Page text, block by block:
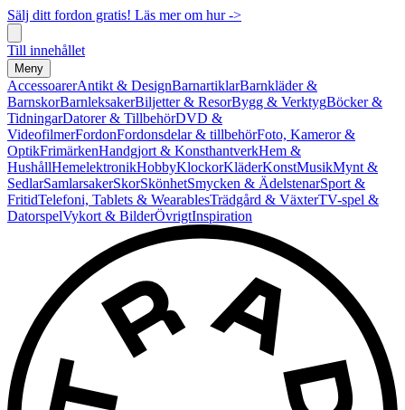
Sälj ditt fordon gratis! Läs mer om hur ->
Till innehållet
Meny
AccessoarerAntikt & DesignBarnartiklarBarnkläder &
BarnskorBarnleksakerBiljetter & ResorBygg & VerktygBöcker &
TidningarDatorer & TillbehörDVD &
VideofilmerFordonFordonsdelar & tillbehörFoto, Kameror &
OptikFrimärkenHandgjort & KonsthantverkHem &
HushållHemelektronikHobbyKlockorKläderKonstMusikMynt &
SedlarSamlarsakerSkorSkönhetSmycken & ÄdelstenarSport &
FritidTelefoni, Tablets & WearablesTrädgård & VäxterTV-spel &
DatorspelVykort & BilderÖvrigtInspiration